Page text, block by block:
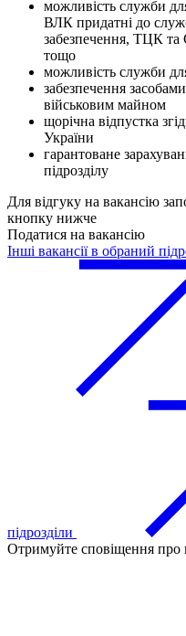
можливість служби
ВЛК придатні до
забезпечення, ТЦК
тощо
можливість служби
забезпечення
військовим майном
щорічна відпустка
України
гарантоване
підрозділу
Для відгуку на вакансію
кнопку нижче
Податися на вакансію
Інші вакансії в обраний
підрозділи
Отримуйте сповіщення про